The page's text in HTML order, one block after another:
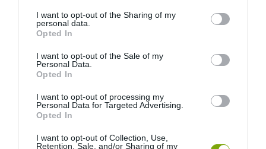
not limited to your visit or usage behaviour. You may click to
grant or deny consent to Google and its third-party tags to
use your data for below specified purposes in below Google
consent section.
I want to opt-out of the Sharing of my
personal data.
Opted In
I want to opt-out of the Sale of my
Personal Data.
Opted In
I want to opt-out of processing my
Personal Data for Targeted Advertising.
Opted In
I want to opt-out of Collection, Use,
Retention, Sale, and/or Sharing of my